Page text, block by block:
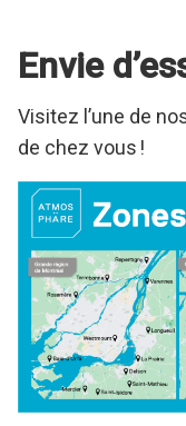
Envie
Visitez l’une de
de chez vous !